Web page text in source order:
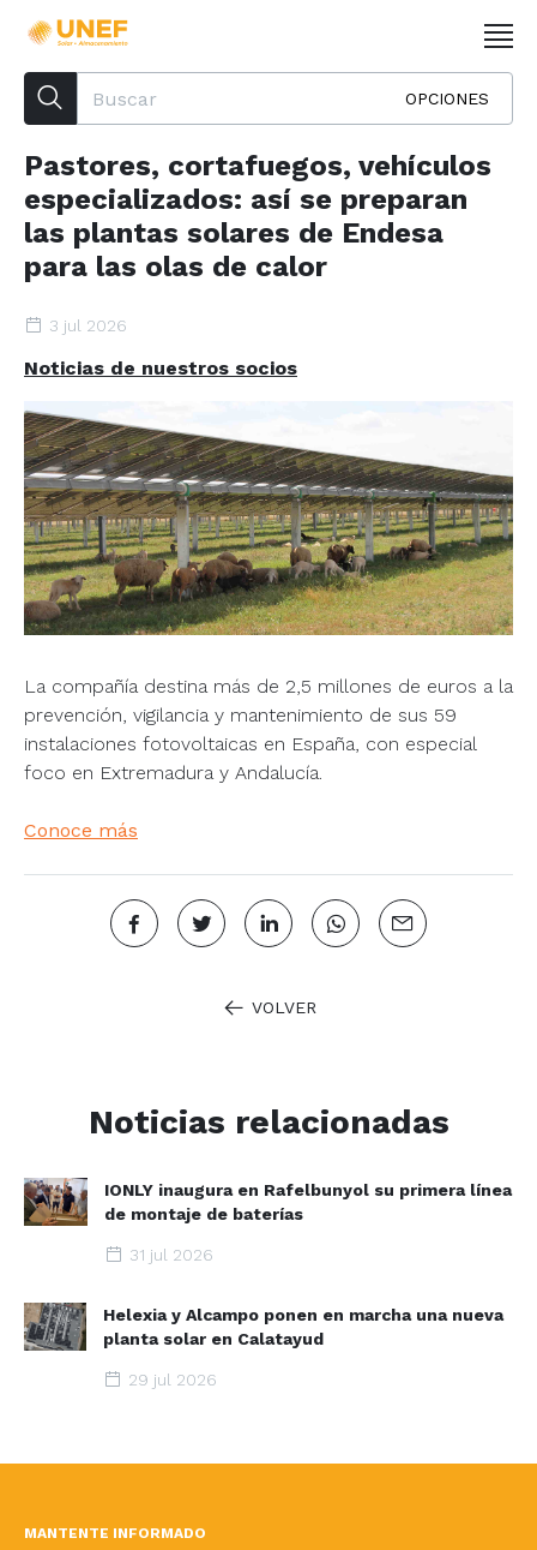
OPCIONES
Pastores, cortafuegos, vehículos
especializados: así se preparan
las plantas solares de Endesa
para las olas de calor
3 jul 2026
Noticias de nuestros socios
La compañía destina más de 2,5 millones de euros a la
prevención, vigilancia y mantenimiento de sus 59
instalaciones fotovoltaicas en España, con especial
foco en Extremadura y Andalucía.
Conoce más
VOLVER
Noticias relacionadas
IONLY inaugura en Rafelbunyol su primera línea
de montaje de baterías
31 jul 2026
Helexia y Alcampo ponen en marcha una nueva
planta solar en Calatayud
29 jul 2026
MANTENTE INFORMADO